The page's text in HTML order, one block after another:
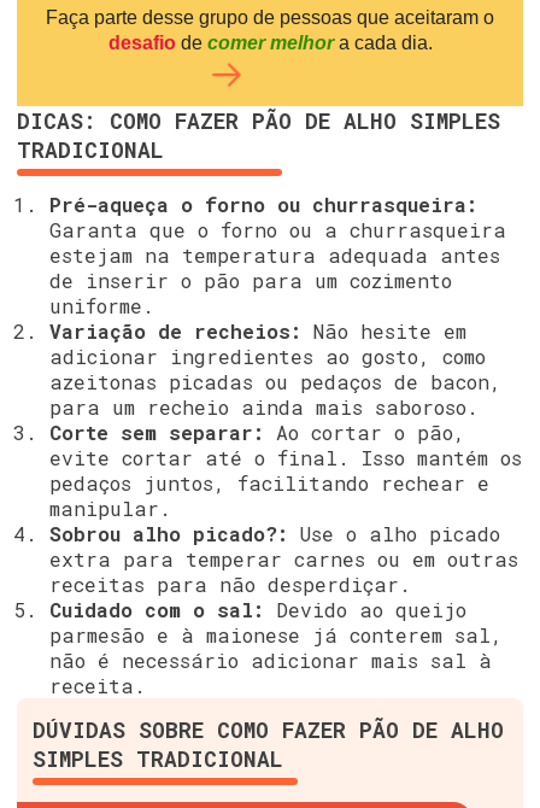
Faça parte desse grupo de pessoas que aceitaram o
desafio de comer melhora cada dia.
DICAS: COMO FAZER PÃO DE ALHO SIMPLES
TRADICIONAL
Pré-aqueça o forno ou churrasqueira:
Garanta que o forno ou a churrasqueira
estejam na temperatura adequada antes
de inserir o pão para um cozimento
uniforme.
Variação de recheios:
Não hesite em
adicionar ingredientes ao gosto, como
azeitonas picadas ou pedaços de bacon,
para um recheio ainda mais saboroso.
Corte sem separar:
Ao cortar o pão,
evite cortar até o final. Isso mantém os
pedaços juntos, facilitando rechear e
manipular.
Sobrou alho picado?:
Use o alho picado
extra para temperar carnes ou em outras
receitas para não desperdiçar.
Cuidado com o sal:
Devido ao queijo
parmesão e à maionese já conterem sal,
não é necessário adicionar mais sal à
receita.
DÚVIDAS SOBRE COMO FAZER PÃO DE ALHO
SIMPLES TRADICIONAL